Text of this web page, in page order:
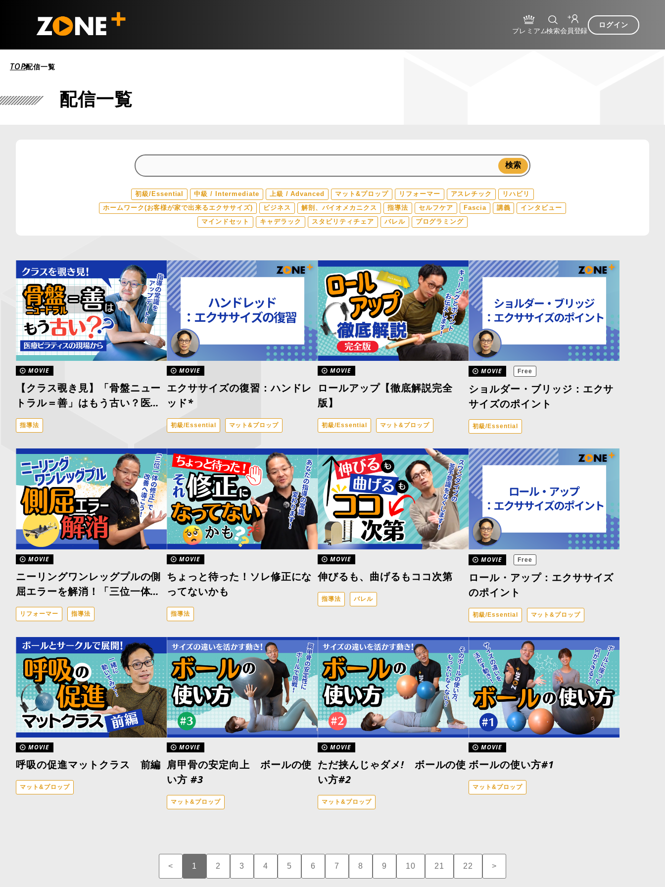
ログイン
TOP配信一覧
配信一覧
検索
初級/Essential 中級 / Intermediate 上級 / Advanced マット&プロップ リフォーマー アスレチック
リハビリ
ホームワーク(お客様が家で出来るエクササイズ)
ビジネス 解剖、バイオメカニクス 指導法 セルフケア Fascia 講義
インタビュー
マインドセット
キャデラック スタビリティチェア バレル プログラミング
MOVIE
【クラス覗き見】「骨盤ニュー
トラル＝善」はもう古い？医療
ピラティスの現場から。
指導法
MOVIE
エクササイズの復習：ハンドレ
ッド*
初級/Essential マット&プロップ
MOVIE
ロールアップ【徹底解説完全
版】
初級/Essential マット&プロップ
MOVIE Free
ショルダー・ブリッジ：エクサ
サイズのポイント
初級/Essential
MOVIE
ニーリングワンレッグプルの側
屈エラーを解消！「三位一体の
修正」で改善へと導くアプロー
チ
リフォーマー 指導法
MOVIE
ちょっと待った！ソレ修正にな
ってないかも
指導法
MOVIE
伸びるも、曲げるもココ次第
指導法 バレル
MOVIE Free
ロール・アップ：エクササイズ
のポイント
初級/Essential マット&プロップ
MOVIE
呼吸の促進マットクラス 前編
マット&プロップ
MOVIE
肩甲骨の安定向上 ボールの使
い方 #3
マット&プロップ
MOVIE
ただ挟んじゃダメ! ボールの使
い方#2
マット&プロップ
MOVIE
ボールの使い方#1
マット&プロップ
< 1 2 3 4 5 6 7 8 9 10 21 22 >